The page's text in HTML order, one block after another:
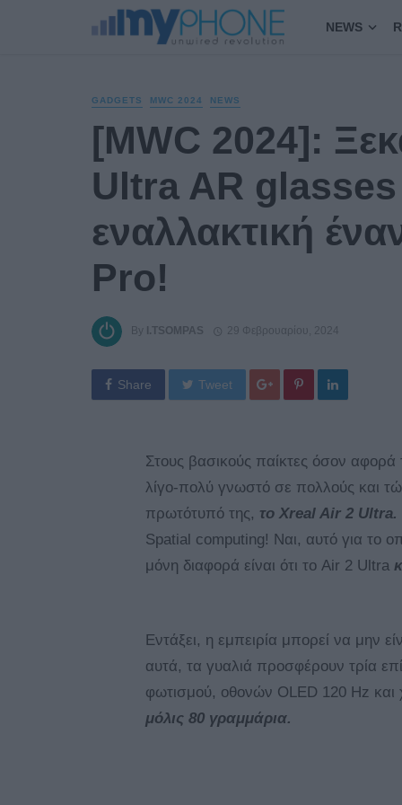
NEWS
GADGETS MWC 2024 NEWS
[MWC 2024]:
Ultra AR glasses
εναλλακτική
Pro!
By I.TSOMPAS 29 Φεβρουαρίου, 2024
Share Tweet
Στους βασικούς παίκτες όσον
λίγο-πολύ γνωστό σε πολλούς και
πρωτότυπό της, το Xreal Air 2 Ultra.
Spatial computing! Ναι, αυτό για το
μόνη διαφορά είναι ότι το Air 2 Ultra
Εντάξει, η εμπειρία μπορεί να μην
αυτά, τα γυαλιά προσφέρουν τρία
φωτισμού, οθονών OLED 120 Hz
μόλις 80 γραμμάρια.